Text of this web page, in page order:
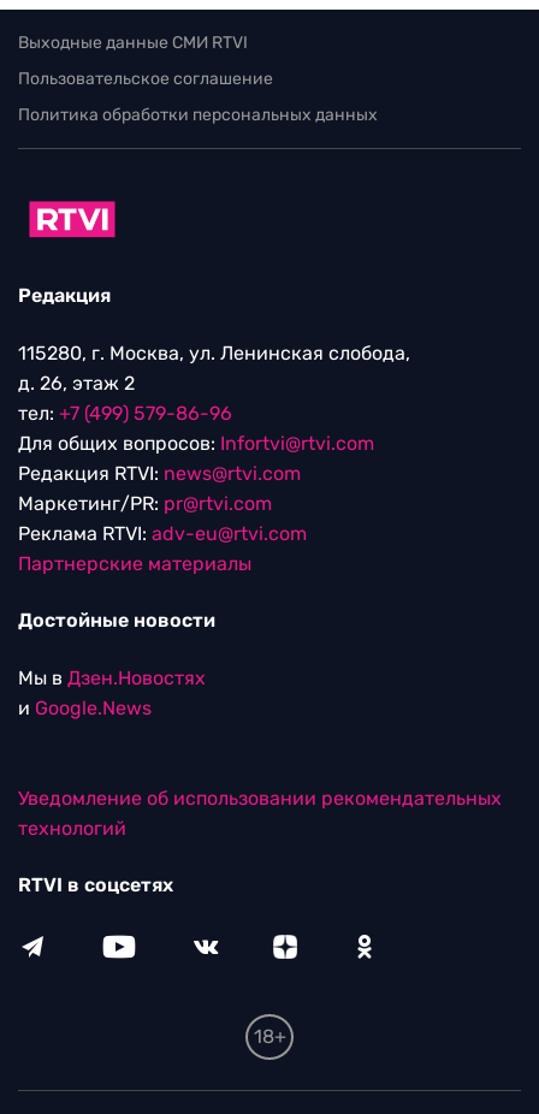
Выходные данные СМИ RTVI
Пользовательское соглашение
Политика обработки персональных данных
Редакция
115280, г. Москва, ул. Ленинская слобода,
д. 26, этаж 2
тел: +7 (499) 579-86-96
Для общих вопросов: Infortvi@rtvi.com
Редакция RTVI: news@rtvi.com
Маркетинг/PR: pr@rtvi.com
Реклама RTVI: adv-eu@rtvi.com
Партнерские материалы
Достойные новости
Мы в Дзен.Новостях
и Google.News
Уведомление об использовании рекомендательных
технологий
RTVI в соцсетях
18+